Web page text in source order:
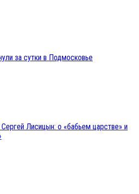
за сутки в Подмосковье
Лисицын: о «бабьем царстве» и